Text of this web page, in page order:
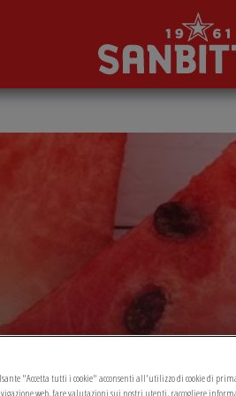
"Accetta tutti i cookie" acconsenti all'utilizzo di cookie di
web, fare valutazioni sui nostri utenti, raccogliere